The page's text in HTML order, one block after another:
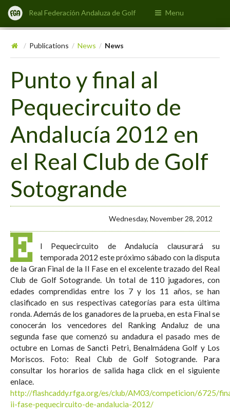
Real Federación Andaluza de Golf Menu
/ Publications / News / News
Punto y final al
Pequecircuito de
Andalucía 2012 en
el Real Club de Golf
Sotogrande
Wednesday, November 28, 2012
E
l Pequecircuito de Andalucía clausurará su
temporada 2012 este próximo sábado con la disputa
de la Gran Final de la II Fase en el excelente trazado del Real
Club de Golf Sotogrande. Un total de 110 jugadores, con
edades comprendidas entre los 7 y los 11 años, se han
clasificado en sus respectivas categorías para esta última
ronda. Además de los ganadores de la prueba, en esta Final se
conocerán los vencedores del Ranking Andaluz de una
segunda fase que comenzó su andadura el pasado mes de
octubre en Lomas de Sancti Petri, Benalmádena Golf y Los
Moriscos. Foto: Real Club de Golf Sotogrande. Para
consultar los horarios de salida haga click en el siguiente
enlace.
http://flashcaddy.rfga.org/es/club/AM03/competicion/6725/
ii-fase-pequecircuito-de-andalucia-2012/